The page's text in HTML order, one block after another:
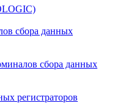
сбора данных
сбора данных
регистраторов